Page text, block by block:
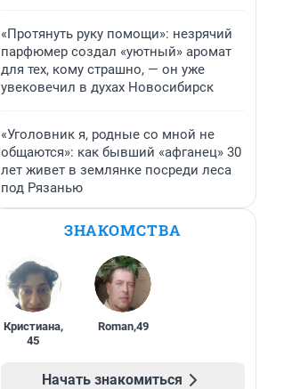
«Протянуть руку помощи»: незрячий
парфюмер создал «уютный» аромат
для тех, кому страшно, — он уже
увековечил в духах Новосибирск
«Уголовник я, родные со мной не
общаются»: как бывший «афганец» 30
лет живет в землянке посреди леса
под Рязанью
ЗНАКОМСТВА
Кристиана,
45
Roman,49
Начать знакомиться